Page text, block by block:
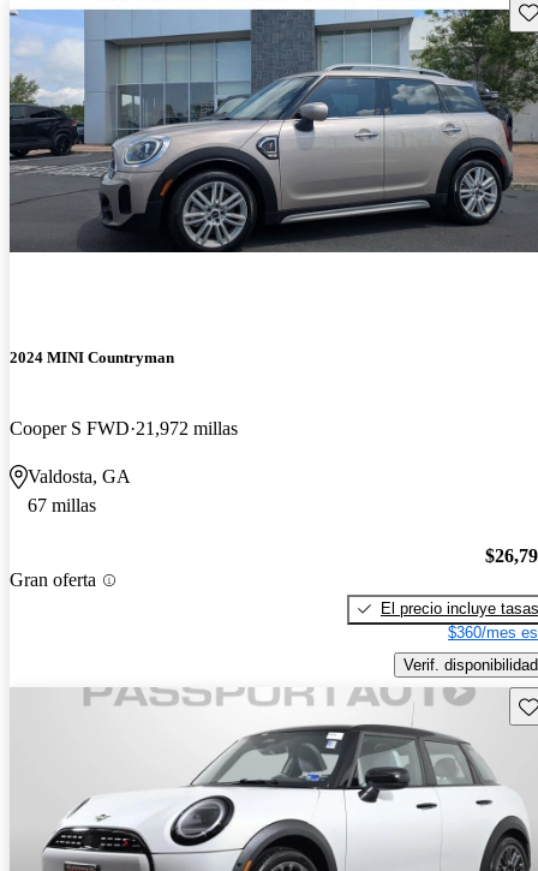
2024 MINI Countryman
Cooper S FWD 21,972 millas
Valdosta, GA
67 millas
Gran oferta
El precio incluye tasas
$360/mes
Verif. disponibilidad